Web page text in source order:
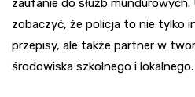
zaufanie do służb
zobaczyć, że policja to nie tylko
przepisy, ale także partner w
środowiska szkolnego i lokalnego.